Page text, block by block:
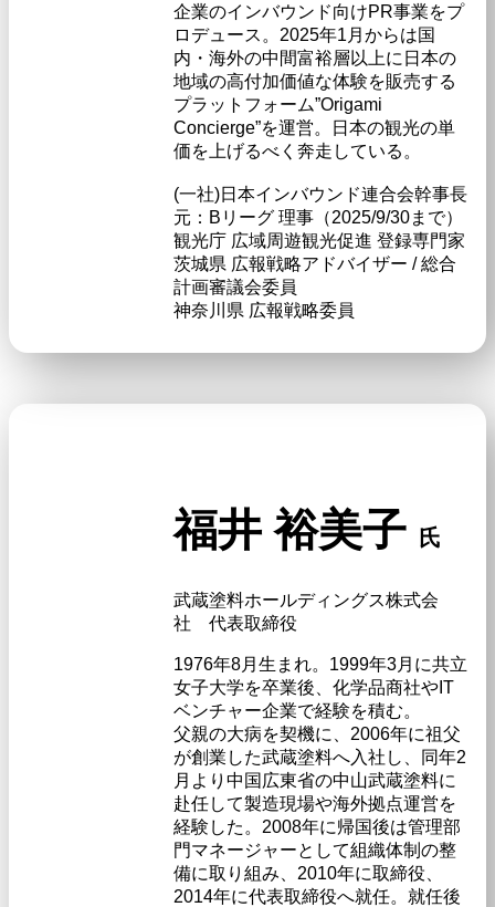
企業のインバウンド向けPR事業をプ
ロデュース。2025年1月からは国
内・海外の中間富裕層以上に日本の
地域の高付加価値な体験を販売する
プラットフォーム”Origami
Concierge”を運営。日本の観光の単
価を上げるべく奔走している。
(一社)日本インバウンド連合会幹事長
元：Bリーグ 理事（2025/9/30まで）
観光庁 広域周遊観光促進 登録専門家
茨城県 広報戦略アドバイザー / 総合
計画審議会委員
神奈川県 広報戦略委員
福井 裕美子 氏
武蔵塗料ホールディングス株式会
社 代表取締役
1976年8月生まれ。1999年3月に共立
女子大学を卒業後、化学品商社やIT
ベンチャー企業で経験を積む。
父親の大病を契機に、2006年に祖父
が創業した武蔵塗料へ入社し、同年2
月より中国広東省の中山武蔵塗料に
赴任して製造現場や海外拠点運営を
経験した。2008年に帰国後は管理部
門マネージャーとして組織体制の整
備に取り組み、2010年に取締役、
2014年に代表取締役へ就任。就任後